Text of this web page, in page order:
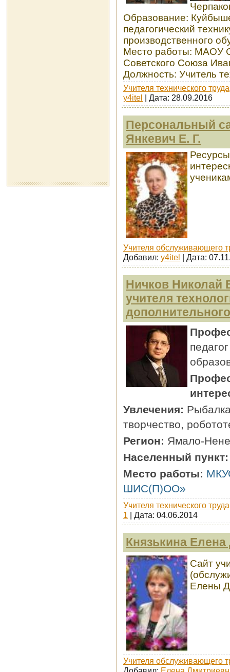
Образование:
педагогический
производственного
Место работы: МAОУ
Советского Союза
Должность: Учитель
Учителя технического труда
y4itel | Дата: 28.09.2016
Персональный
Янкевич Е. Г.
Учителя обслуживающего
Добавил: y4itel | Дата:
Ничков Николай
учителя
Увлечения:
творчество,
Регион: Ямало-
Населенный
Место работы:
ШИС(П)ОО»
Учителя технического труда
1 | Дата: 04.06.2014
Князькина
Сайт
Елены
Учителя обслуживающего